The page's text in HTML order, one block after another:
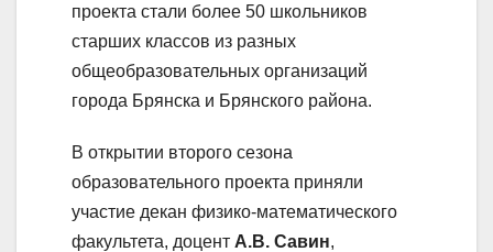
проекта стали более 50 школьников
старших классов из разных
общеобразовательных организаций
города Брянска и Брянского района.
В открытии второго сезона
образовательного проекта приняли
участие декан физико-математического
факультета, доцент А.В. Савин,